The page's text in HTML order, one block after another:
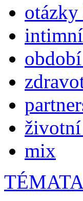
mix
TÉMATA